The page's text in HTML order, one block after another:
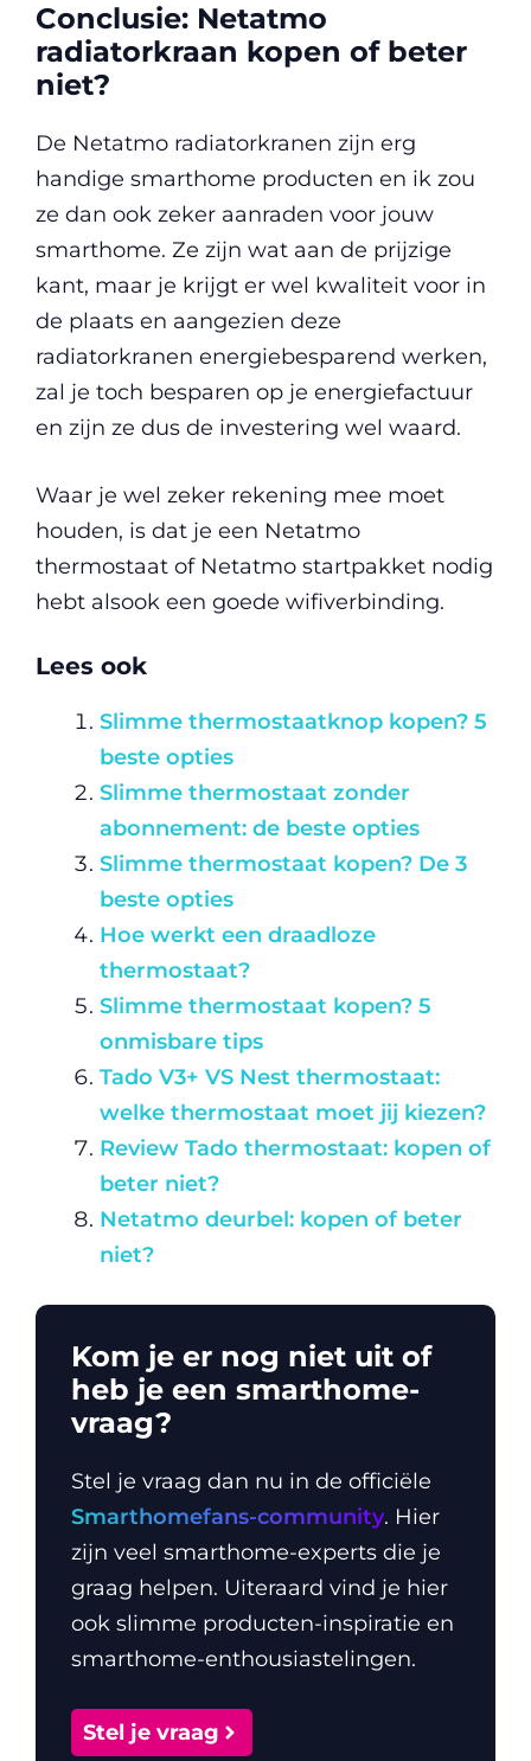
Conclusie: Netatmo
radiatorkraan kopen of beter
niet?
De Netatmo radiatorkranen zijn erg
handige smarthome producten en ik zou
ze dan ook zeker aanraden voor jouw
smarthome. Ze zijn wat aan de prijzige
kant, maar je krijgt er wel kwaliteit voor in
de plaats en aangezien deze
radiatorkranen energiebesparend werken,
zal je toch besparen op je energiefactuur
en zijn ze dus de investering wel waard.
Waar je wel zeker rekening mee moet
houden, is dat je een Netatmo
thermostaat of Netatmo startpakket nodig
hebt alsook een goede wifiverbinding.
Lees ook
Slimme thermostaatknop kopen? 5
beste opties
Slimme thermostaat zonder
abonnement: de beste opties
Slimme thermostaat kopen? De 3
beste opties
Hoe werkt een draadloze
thermostaat?
Slimme thermostaat kopen? 5
onmisbare tips
Tado V3+ VS Nest thermostaat:
welke thermostaat moet jij kiezen?
Review Tado thermostaat: kopen of
beter niet?
Netatmo deurbel: kopen of beter
niet?
Kom je er nog niet uit of
heb je een smarthome-
vraag?
Stel je vraag dan nu in de officiële
Smarthomefans-community. Hier
zijn veel smarthome-experts die je
graag helpen. Uiteraard vind je hier
ook slimme producten-inspiratie en
smarthome-enthousiastelingen.
Stel je vraag